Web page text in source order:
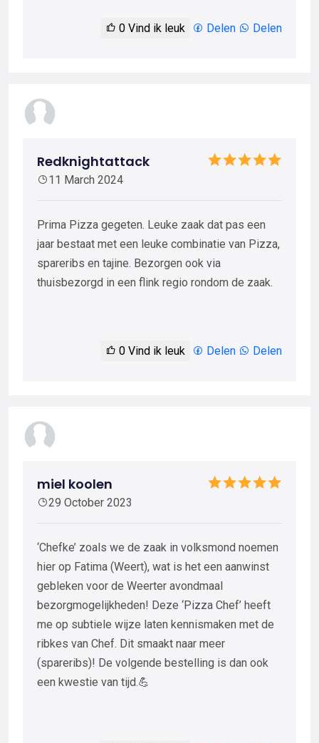
0 Vind ik leuk Delen Delen
Redknightattack
11 March 2024
Prima Pizza gegeten. Leuke zaak dat pas een
jaar bestaat met een leuke combinatie van Pizza,
spareribs en tajine. Bezorgen ook via
thuisbezorgd in een flink regio rondom de zaak.
0 Vind ik leuk Delen Delen
miel koolen
29 October 2023
‘Chefke’ zoals we de zaak in volksmond noemen
hier op Fatima (Weert), wat is het een aanwinst
gebleken voor de Weerter avondmaal
bezorgmogelijkheden! Deze ‘Pizza Chef’ heeft
me op subtiele wijze laten kennismaken met de
ribkes van Chef. Dit smaakt naar meer
(spareribs)! De volgende bestelling is dan ook
een kwestie van tijd.💪